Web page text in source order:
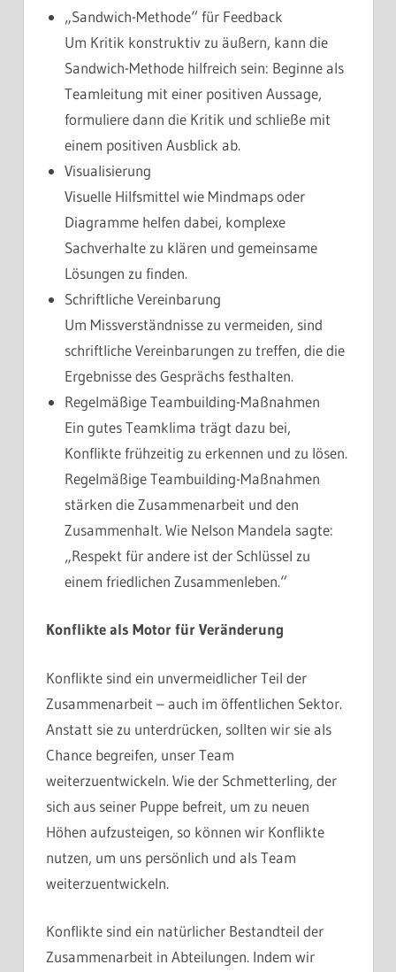
„Sandwich-Methode“ für Feedback
Um Kritik konstruktiv zu äußern, kann die
Sandwich-Methode hilfreich sein: Beginne als
Teamleitung mit einer positiven Aussage,
formuliere dann die Kritik und schließe mit
einem positiven Ausblick ab.
Visualisierung
Visuelle Hilfsmittel wie Mindmaps oder
Diagramme helfen dabei, komplexe
Sachverhalte zu klären und gemeinsame
Lösungen zu finden.
Schriftliche Vereinbarung
Um Missverständnisse zu vermeiden, sind
schriftliche Vereinbarungen zu treffen, die die
Ergebnisse des Gesprächs festhalten.
Regelmäßige Teambuilding-Maßnahmen
Ein gutes Teamklima trägt dazu bei,
Konflikte frühzeitig zu erkennen und zu lösen.
Regelmäßige Teambuilding-Maßnahmen
stärken die Zusammenarbeit und den
Zusammenhalt. Wie Nelson Mandela sagte:
„Respekt für andere ist der Schlüssel zu
einem friedlichen Zusammenleben.“
Konflikte als Motor für Veränderung
Konflikte sind ein unvermeidlicher Teil der
Zusammenarbeit – auch im öffentlichen Sektor.
Anstatt sie zu unterdrücken, sollten wir sie als
Chance begreifen, unser Team
weiterzuentwickeln. Wie der Schmetterling, der
sich aus seiner Puppe befreit, um zu neuen
Höhen aufzusteigen, so können wir Konflikte
nutzen, um uns persönlich und als Team
weiterzuentwickeln.
Konflikte sind ein natürlicher Bestandteil der
Zusammenarbeit in Abteilungen. Indem wir